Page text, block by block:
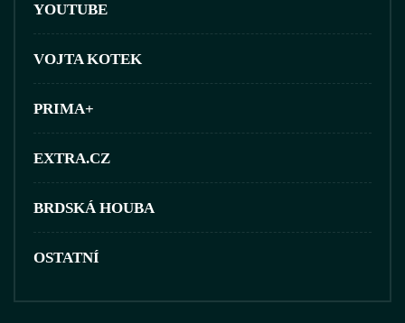
YOUTUBE
VOJTA KOTEK
PRIMA+
EXTRA.CZ
BRDSKÁ HOUBA
OSTATNÍ